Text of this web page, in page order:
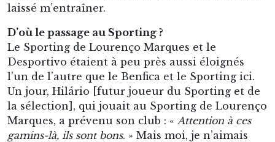
laissé m’entraîner.
D’où le passage au Sporting ?
Le Sporting de Lourenço Marques et le
Desportivo étaient à peu près aussi éloignés
l’un de l’autre que le Benfica et le Sporting ici.
Un jour, Hilário [futur joueur du Sporting et de
la sélection], qui jouait au Sporting de Lourenço
Marques, a prévenu son club : « Attention à ces
gamins-là, ils sont bons. » Mais moi, je n’aimais